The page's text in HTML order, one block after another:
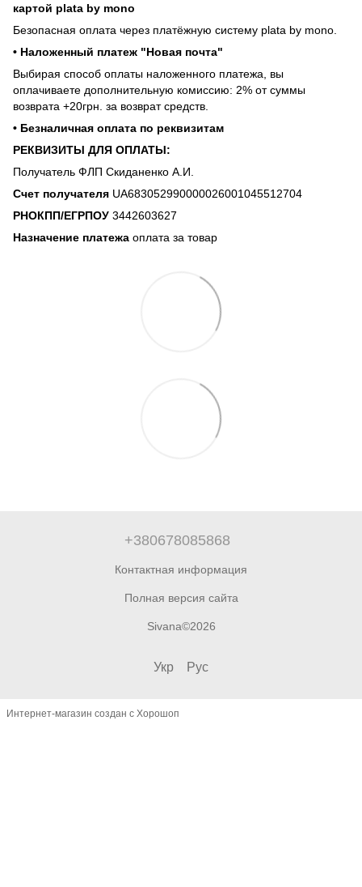
картой plata by mono
Безопасная оплата через платёжную систему plata by mono.
• Наложенный платеж "Новая почта"
Выбирая способ оплаты наложенного платежа, вы
оплачиваете дополнительную комиссию: 2% от суммы
возврата +20грн. за возврат средств.
• Безналичная оплата по реквизитам
РЕКВИЗИТЫ ДЛЯ ОПЛАТЫ:
Получатель ФЛП Скиданенко А.И.
Счет получателя UA683052990000026001045512704
РНОКПП/ЕГРПОУ 3442603627
Назначение платежа оплата за товар
+380678085868
Контактная информация
Полная версия сайта
Sivana©2026
Укр Рус
Интернет-магазин создан с Хорошоп